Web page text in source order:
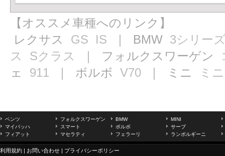
【オススメ車種へのリンク】
レクサス GS IS ｜ BMW 3シリー
ス
Sクラス ｜ フォルクスワーゲン
ェ 911 ｜ ボルボ V70 ｜ ミニ ミニ
ベンツ フォルクスワーゲン BMW
MINI
マイバッハ
スマート ボルボ
サーブ
フィアット
マセラティ フェラーリ ランボルギーニ
利用規約 | お問い合わせ | プライバシーポリシー